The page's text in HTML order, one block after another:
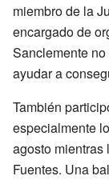
miembro de la
encargado de
Sanclemente
ayudar a
También
especialmente
agosto
Fuentes. Una